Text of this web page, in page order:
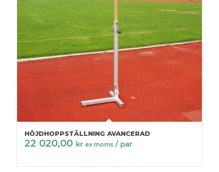
HÖJDHOPPSTÄLLNING AVANCERAD
22 020,00 kr ex moms / par